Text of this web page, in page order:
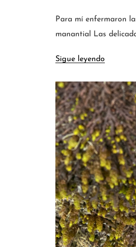
Para mí enfermaron
manantial Las
Sigue leyendo